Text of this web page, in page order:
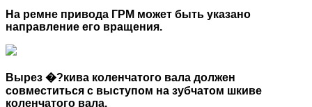
На ремне привода ГРМ может быть указано
направление его вращения.
Вырез �?кива коленчатого вала должен
совместиться с выступом на зубчатом шкиве
коленчатого вала.